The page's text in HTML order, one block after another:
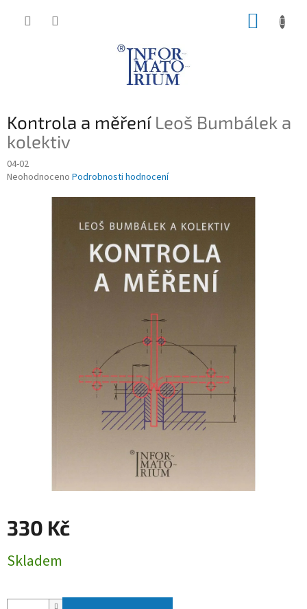
Kontrola a měření Leoš Bumbálek a
kolektiv
04-02
Průměrné
Neohodnoceno Podrobnosti hodnocení
330 Kč
cena:
Skladem